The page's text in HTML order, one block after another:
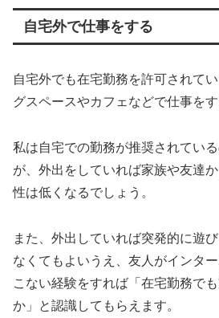
自宅外で仕事をする
自宅外でも在宅勤務を許可されて
グスペースやカフェなどで仕事を
私は自宅での勤務が推奨されてい
が、外出をしていれば家族や友達
性は低くなるでしょう。
また、外出していれば突発的に遊
なくてもよいうえ、友人がインタ
こない経験をすれば「在宅勤務で
か」と認識してもらえます。